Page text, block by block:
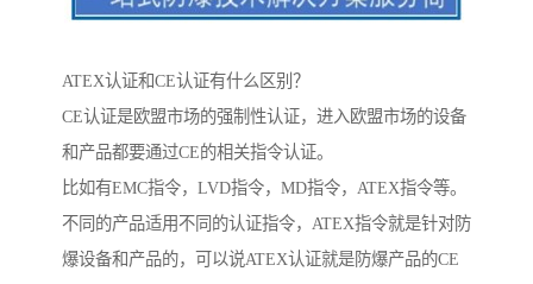
ATEX认证和CE认证有什么区别？
CE认证是欧盟市场的强制性认证，进入欧盟市场的设备
和产品都要通过CE的相关指令认证。
比如有EMC指令，LVD指令，MD指令，ATEX指令等。
不同的产品适用不同的认证指令，ATEX指令就是针对防
爆设备和产品的，可以说ATEX认证就是防爆产品的CE